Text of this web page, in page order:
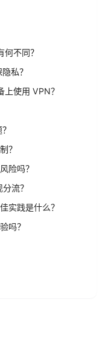
不同？
私？
使用 VPN？
？
险吗？
流？
实践是什么？
吗？